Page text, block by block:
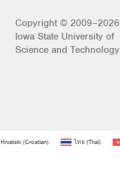
Copyright © 2009–2026
Iowa State University of
Science and Technology
Hrvatski(Croatian) ไทย (Thai)